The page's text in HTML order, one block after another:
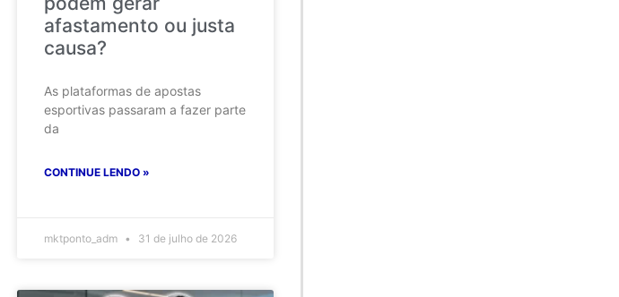
afastamento ou justa
causa?
As plataformas de apostas
esportivas passaram a fazer parte
da
CONTINUE LENDO »
mktponto_adm 31 de julho de 2026